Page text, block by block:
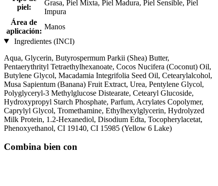
piel:
Grasa, Piel Mixta, Piel Madura, Piel Sensible, Piel
Impura
Área de
aplicación:
Manos
Ingredientes (INCI)
Aqua, Glycerin, Butyrospermum Parkii (Shea) Butter,
Pentaerythrityl Tetraethylhexanoate, Cocos Nucifera (Coconut) Oil,
Butylene Glycol, Macadamia Integrifolia Seed Oil, Cetearylalcohol,
Musa Sapientum (Banana) Fruit Extract, Urea, Pentylene Glycol,
Polyglyceryl-3 Methylglucose Distearate, Cetearyl Glucoside,
Hydroxypropyl Starch Phosphate, Parfum, Acrylates Copolymer,
Caprylyl Glycol, Tromethamine, Ethylhexylglycerin, Hydrolyzed
Milk Protein, 1.2-Hexanediol, Disodium Edta, Tocopherylacetat,
Phenoxyethanol, CI 19140, CI 15985 (Yellow 6 Lake)
Combina bien con